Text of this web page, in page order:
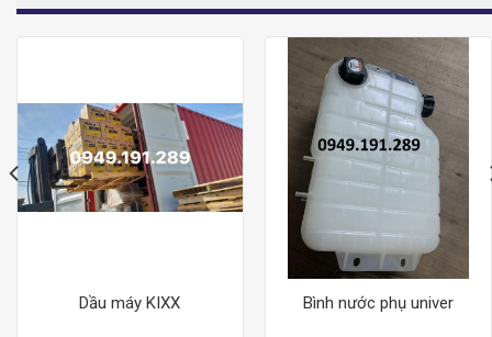
Dầu máy KIXX Bình nước phụ univer